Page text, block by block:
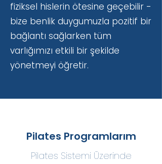
fiziksel hislerin ötesine geçebilir -
bize benlik duygumuzla pozitif bir
bağlantı sağlarken tüm
varlığımızı etkili bir şekilde
yönetmeyi öğretir.
Pilates Programlarım
Pilates Sistemi Üzerinde